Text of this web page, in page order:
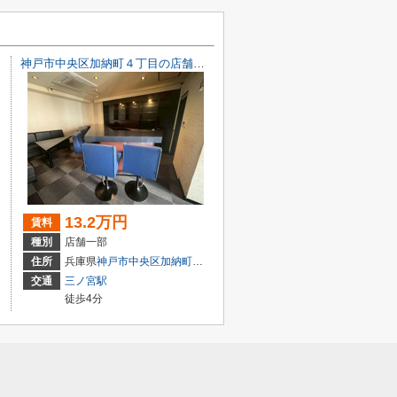
目7-8
賃料 13.2万円
種別
店舗一部
住所
兵庫県神戸市中央区加納町
交通
三ノ宮駅
徒歩4分